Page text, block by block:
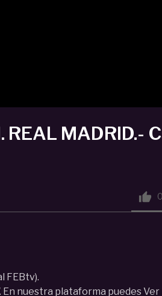
REAL MADRID.-
 0
FEBtv).
nuestra plataforma puedes Ver